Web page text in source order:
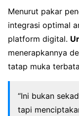
Menurut pakar
integrasi optimal
platform digital.
menerapkannya
tatap muka
“Ini bukan
tapi